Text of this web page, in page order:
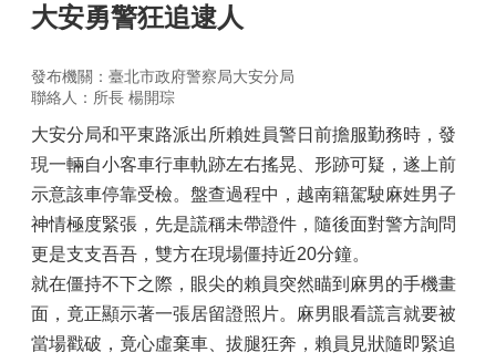
大安勇警狂追逮人
發布機關：臺北市政府警察局大安分局
聯絡人：所長 楊開琮
大安分局和平東路派出所賴姓員警日前擔服勤務時，發
現一輛自小客車行車軌跡左右搖晃、形跡可疑，遂上前
示意該車停靠受檢。盤查過程中，越南籍駕駛麻姓男子
神情極度緊張，先是謊稱未帶證件，隨後面對警方詢問
更是支支吾吾，雙方在現場僵持近20分鐘。
就在僵持不下之際，眼尖的賴員突然瞄到麻男的手機畫
面，竟正顯示著一張居留證照片。麻男眼看謊言就要被
當場戳破，竟心虛棄車、拔腿狂奔，賴員見狀隨即緊追